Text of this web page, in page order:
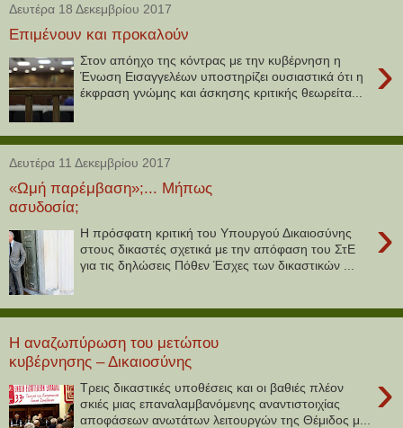
Δευτέρα 18 Δεκεμβρίου 2017
Επιμένουν και προκαλούν
›
Στον απόηχο της κόντρας με την κυβέρνηση η
Ένωση Εισαγγελέων υποστηρίζει ουσιαστικά ότι η
έκφραση γνώμης και άσκησης κριτικής θεωρείτα...
Δευτέρα 11 Δεκεμβρίου 2017
«Ωμή παρέμβαση»;... Μήπως
ασυδοσία;
›
Η πρόσφατη κριτική του Υπουργού Δικαιοσύνης
στους δικαστές σχετικά με την απόφαση του ΣτΕ
για τις δηλώσεις Πόθεν Έσχες των δικαστικών ...
Η αναζωπύρωση του μετώπου
κυβέρνησης – Δικαιοσύνης
›
Tρεις δικαστικές υποθέσεις και οι βαθιές πλέον
σκιές μιας επαναλαμβανόμενης αναντιστοιχίας
αποφάσεων ανωτάτων λειτουργών της Θέμιδος μ...